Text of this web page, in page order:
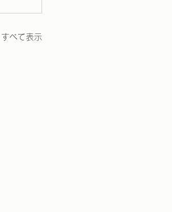
すべて表示